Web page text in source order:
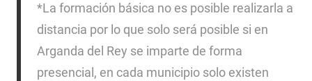
*La formación básica no es posible realizarla a
distancia por lo que solo será posible si en
Arganda del Rey se imparte de forma
presencial, en cada municipio solo existen